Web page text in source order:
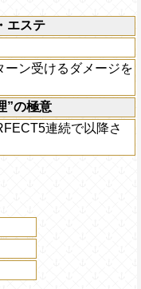
エステ
ン受けるダメージを
”の極意
連続で以降さ